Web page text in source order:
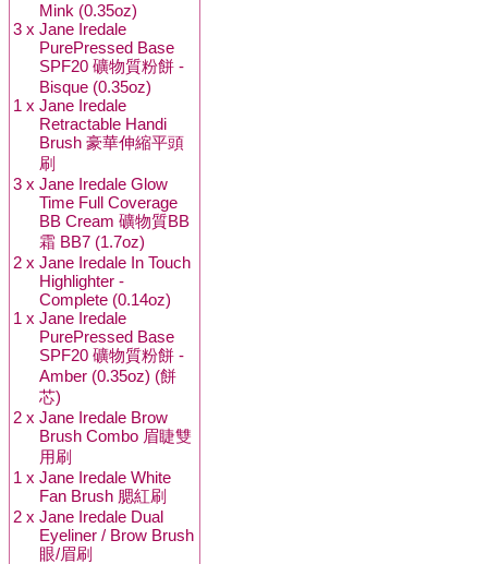
Mink (0.35oz)
3 x Jane Iredale
PurePressed Base
SPF20 礦物質粉餅 -
Bisque (0.35oz)
1 x Jane Iredale
Retractable Handi
Brush 豪華伸縮平頭
刷
3 x Jane Iredale Glow
Time Full Coverage
BB Cream 礦物質BB
霜 BB7 (1.7oz)
2 x Jane Iredale In Touch
Highlighter -
Complete (0.14oz)
1 x Jane Iredale
PurePressed Base
SPF20 礦物質粉餅 -
Amber (0.35oz) (餅
芯)
2 x Jane Iredale Brow
Brush Combo 眉睫雙
用刷
1 x Jane Iredale White
Fan Brush 腮紅刷
2 x Jane Iredale Dual
Eyeliner / Brow Brush
眼/眉刷